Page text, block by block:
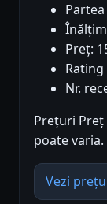
Preț:
Nr.
Prețuri Preț
poate varia.
Vezi